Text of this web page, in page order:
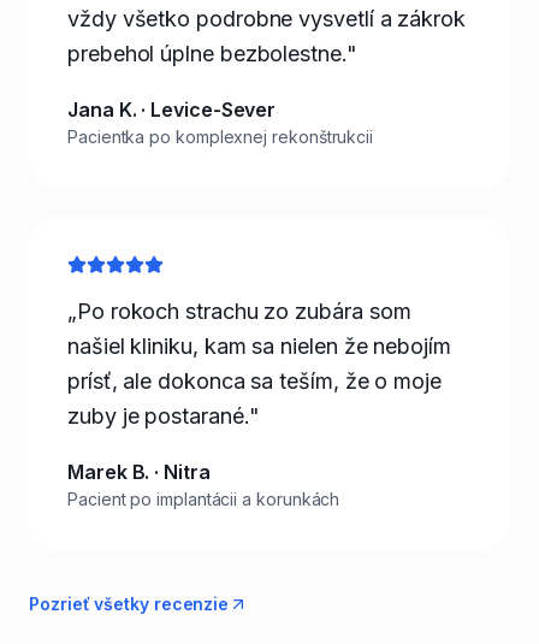
vždy všetko podrobne vysvetlí a zákrok
prebehol úplne bezbolestne."
Jana K. · Levice-Sever
Pacientka po komplexnej rekonštrukcii
„Po rokoch strachu zo zubára som
našiel kliniku, kam sa nielen že nebojím
prísť, ale dokonca sa teším, že o moje
zuby je postarané."
Marek B. · Nitra
Pacient po implantácii a korunkách
Pozrieť všetky recenzie